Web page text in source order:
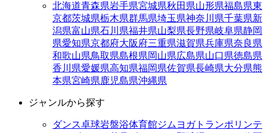
北海道青森県岩手県宮城県秋田県山形県福島県東
京都茨城県栃木県群馬県埼玉県神奈川県千葉県新
潟県富山県石川県福井県山梨県長野県岐阜県静岡
県愛知県京都府大阪府三重県滋賀県兵庫県奈良県
和歌山県鳥取県島根県岡山県広島県山口県徳島県
香川県愛媛県高知県福岡県佐賀県長崎県大分県熊
本県宮崎県鹿児島県沖縄県
ジャンルから探す
ダンス卓球岩盤浴体育館ジム ヨガトランポリンテ